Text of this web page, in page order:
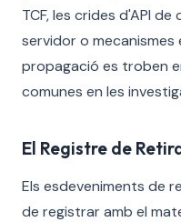
TCF, les crides d'API
servidor o mecanismes
propagació es troben
comunes en les
El Registre de
Els esdeveniments de
de registrar amb el